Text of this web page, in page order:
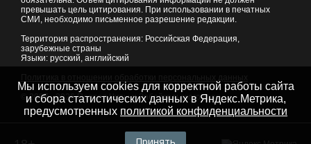
превышать цель цитирования. При использовании в печатных
СМИ, необходимо письменное разрешение редакции.
Территория распространения: Российская Федерация,
зарубежные страны
Языки: русский, английский
© 2007 - 2026Портал Читы и Забайкальского края
Мы используем cookies для корректной работы сайта
и сбора статистических данных в Яндекс.Метрика,
предусмотренных политикой конфиденциальности